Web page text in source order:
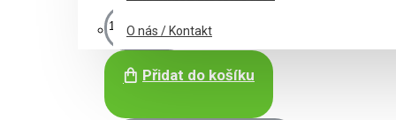
O nás / Kontakt
Přidat do košíku